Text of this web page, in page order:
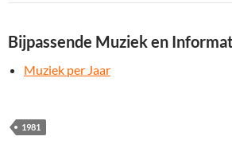
Bijpassende Muziek en
Muziek per Jaar
1981